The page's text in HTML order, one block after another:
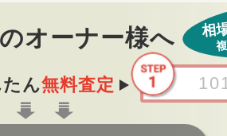
オーナー様へ
ん無料査定
相